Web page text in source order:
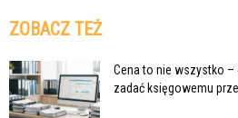
ZOBACZ TEŻ
Cena to nie wszystko –
zadać księgowemu